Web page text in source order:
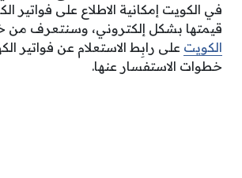
في الكويت إمكانية الاطلاع على فواتير
قيمتها بشكل إلكتروني، وسنتعرف من
الكويت على رابِط الاستعلام عن فواتير
خطوات الاستفسار عنها.